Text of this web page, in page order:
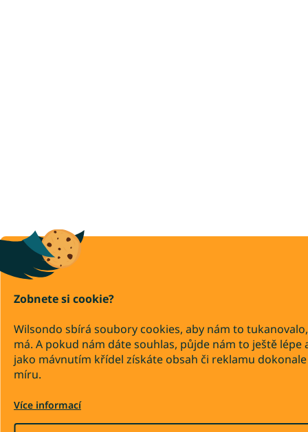
Zobnete si cookie?
Wilsondo sbírá soubory cookies, aby nám to
má. A pokud nám dáte souhlas, půjde nám to ještě lépe
jako mávnutím křídel získáte obsah či reklamu
míru.
Více informací